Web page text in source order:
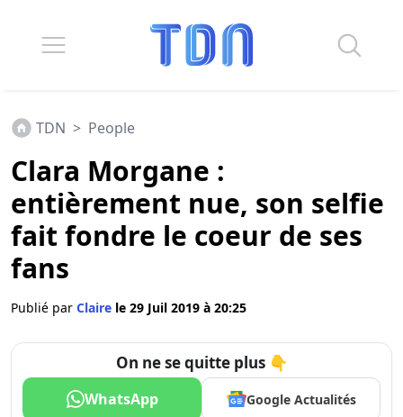
TDN > People
Clara Morgane :
entièrement nue, son selfie
fait fondre le coeur de ses
fans
Publié par Claire le 29 Juil 2019 à 20:25
On ne se quitte plus 👇
WhatsApp Google Actualités